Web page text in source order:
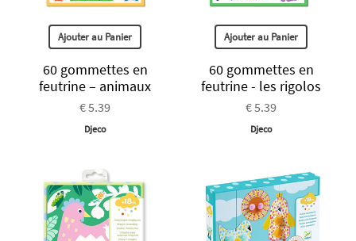
Ajouter au Panier
60 gommettes en
feutrine – animaux
€ 5.39
Djeco
Ajouter au Panier
60 gommettes en
feutrine - les rigolos
€ 5.39
Djeco